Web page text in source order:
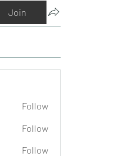
Join
Follow
Follow
Follow